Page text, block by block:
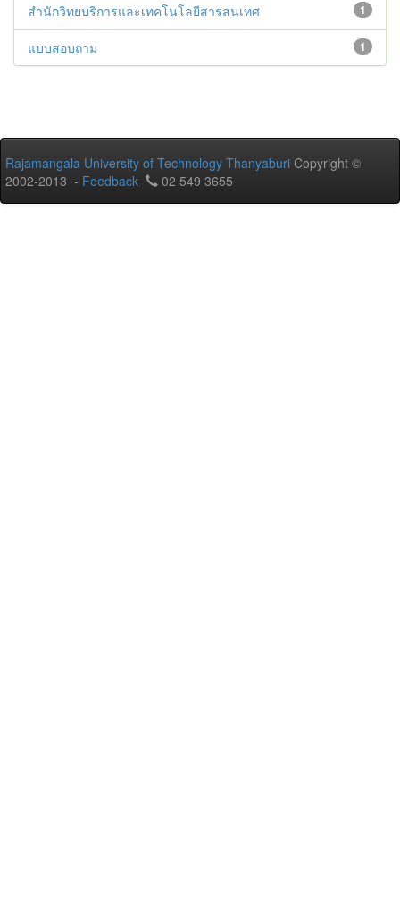
1
สำนักวิทยบริการและเทคโนโลยีสารสนเทศ
1
แบบสอบถาม
Rajamangala University of Technology Thanyaburi Copyright ©
2002-2013 - Feedback 02 549 3655